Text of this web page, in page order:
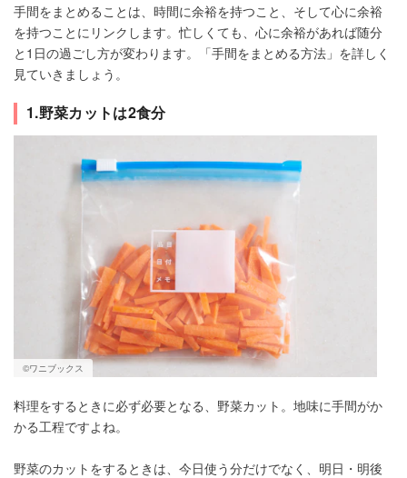
手間をまとめることは、時間に余裕を持つこと、そして心に余裕
を持つことにリンクします。忙しくても、心に余裕があれば随分
と1日の過ごし方が変わります。「手間をまとめる方法」を詳しく
見ていきましょう。
1.野菜カットは2食分
©ワニブックス
料理をするときに必ず必要となる、野菜カット。地味に手間がか
かる工程ですよね。
野菜のカットをするときは、今日使う分だけでなく、明日・明後